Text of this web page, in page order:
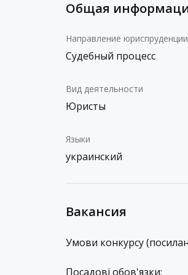
Общая
Направление юриспруденции
Судебный процесс
Вид деятельности
Юристы
Языки
украинский
Вакансия
Умови конкурсу
Посадові обов'язки: